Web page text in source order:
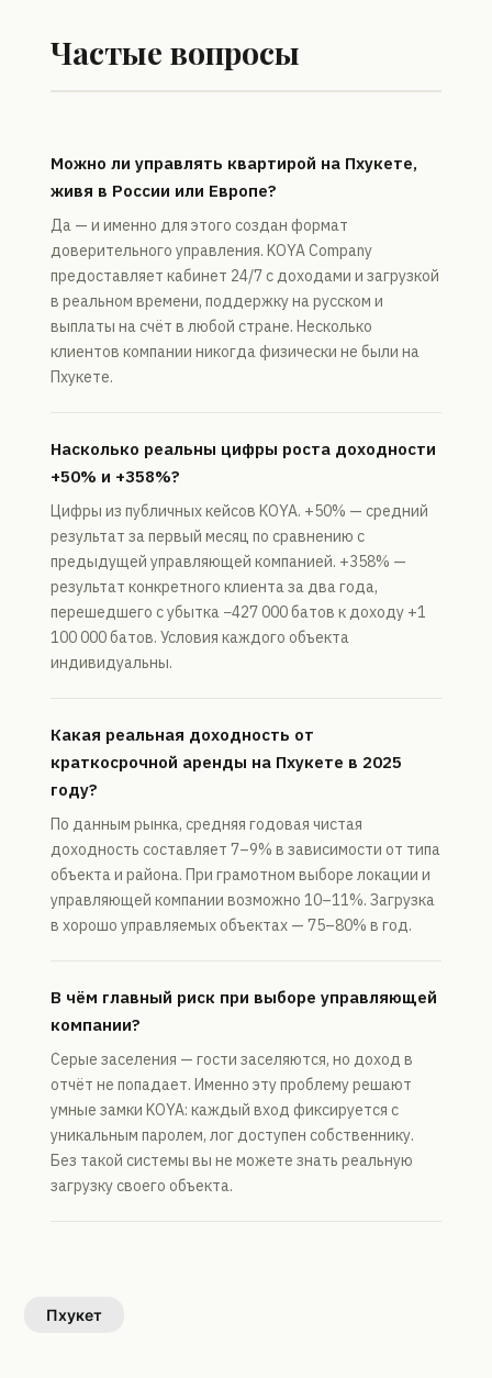
Частые вопросы
Можно ли управлять квартирой на Пхукете,
живя в России или Европе?
Да — и именно для этого создан формат
доверительного управления. KOYA Company
предоставляет кабинет 24/7 с доходами и загрузкой
в реальном времени, поддержку на русском и
выплаты на счёт в любой стране. Несколько
клиентов компании никогда физически не были на
Пхукете.
Насколько реальны цифры роста доходности
+50% и +358%?
Цифры из публичных кейсов KOYA. +50% — средний
результат за первый месяц по сравнению с
предыдущей управляющей компанией. +358% —
результат конкретного клиента за два года,
перешедшего с убытка −427 000 батов к доходу +1
100 000 батов. Условия каждого объекта
индивидуальны.
Какая реальная доходность от
краткосрочной аренды на Пхукете в 2025
году?
По данным рынка, средняя годовая чистая
доходность составляет 7–9% в зависимости от типа
объекта и района. При грамотном выборе локации и
управляющей компании возможно 10–11%. Загрузка
в хорошо управляемых объектах — 75–80% в год.
В чём главный риск при выборе управляющей
компании?
Серые заселения — гости заселяются, но доход в
отчёт не попадает. Именно эту проблему решают
умные замки KOYA: каждый вход фиксируется с
уникальным паролем, лог доступен собственнику.
Без такой системы вы не можете знать реальную
загрузку своего объекта.
Пхукет